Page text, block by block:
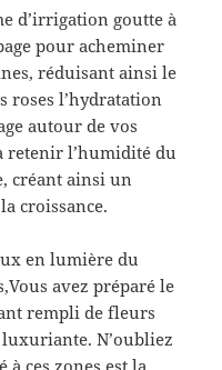
d’irrigation goutte à
pour acheminer
réduisant ainsi le
roses l’hydratation
autour de vos
retenir l’humidité du
créant ainsi un
croissance.
en lumière du
avez préparé le
rempli de fleurs
luxuriante. N’oubliez